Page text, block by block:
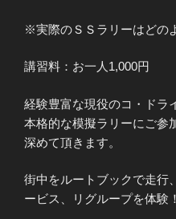
※実際のＳＳラリーはどの
講習料：お一人1,000円
経験豊富な現役のコ・ドラ
本格的な模擬ラリーにご参
深めて頂きます。
街中をルートブックで走行
ービス、リグループを体験！